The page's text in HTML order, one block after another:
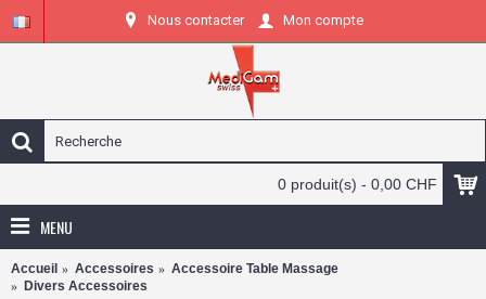
Nous contacter Mon compte
0 produit(s) - 0,00 CHF
MENU
Accueil Accessoires
Accessoire Table Massage
Divers Accessoires